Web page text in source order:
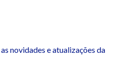
novidades e atualizações da